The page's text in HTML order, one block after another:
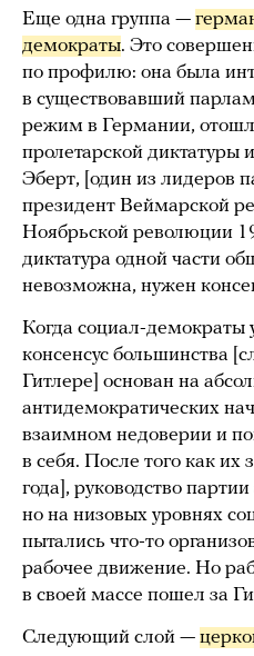
Еще одна группа —
демократы. Это
по профилю: она была
в существовавший
режим в Германии,
пролетарской
Эберт, [один из лидеров
президент Веймарской
Ноябрьской революции
диктатура одной части
невозможна, нужен
Когда социал-демократы
консенсус большинства
Гитлере] основан на
антидемократических
взаимном недоверии и
в себя. После того как их
года], руководство
но на низовых уровнях
пытались что-то
рабочее движение. Но
в своей массе пошел за
Следующий слой —